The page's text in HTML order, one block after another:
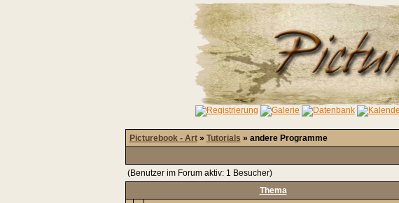
Picturebook - Art» Tutorials » andere Programme
(Benutzer im Forum aktiv: 1 Besucher)
Thema